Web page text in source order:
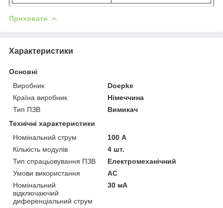
Приховати
Характеристики
Основні
Виробник
Doepke
Країна виробник
Німеччина
Тип ПЗВ
Вимикач
Технічні характеристики
Номінальний струм
100 А
Кількість модулів
4 шт.
Тип спрацьовування ПЗВ
Електромеханічний
Умови використання
АС
Номінальний
відключаючий
диференціальний струм
30 мА